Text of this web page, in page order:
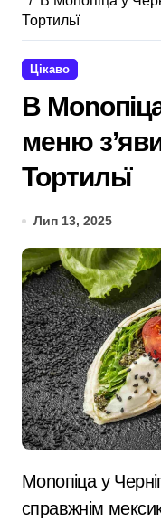
Тортильї
Цікаво
В
меню
Тортильї
Лип 13, 2025
Monoпіца у Чернігові поповнила своє меню
справжнім